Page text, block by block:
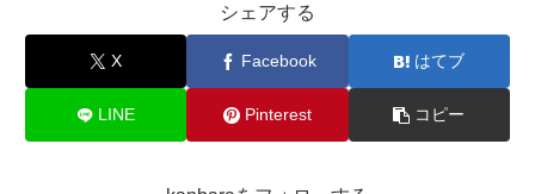
シェアする
X Facebook はてブ
LINE Pinterest コピー